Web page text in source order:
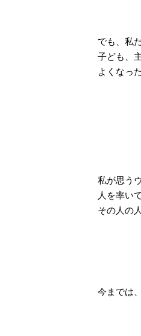
でも、私
子ども、
よくなった
私が思う
人を率い
その人の
今までは